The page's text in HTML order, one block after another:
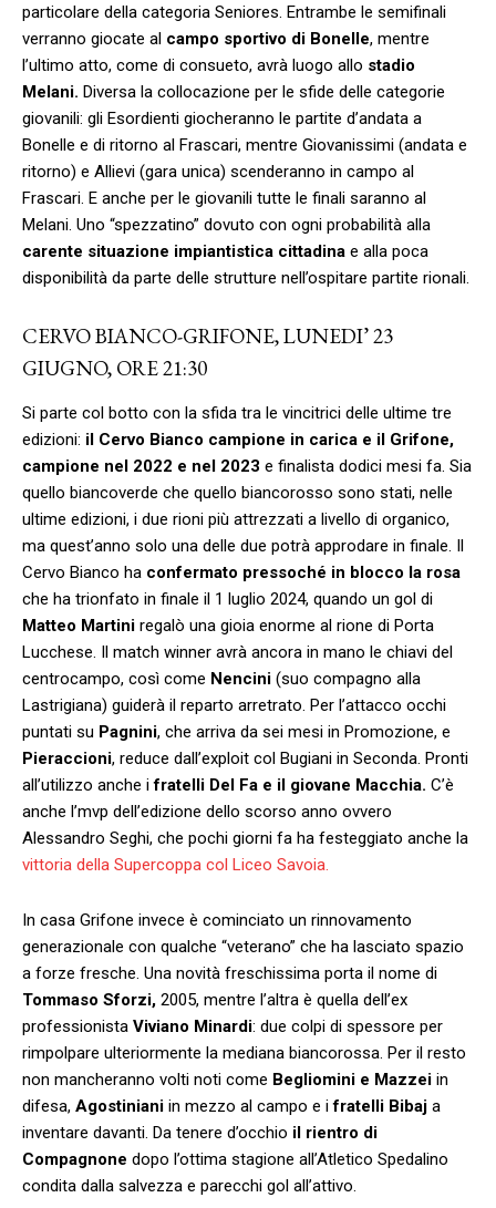
particolare della categoria Seniores. Entrambe le semifinali
verranno giocate al campo sportivo di Bonelle, mentre
l’ultimo atto, come di consueto, avrà luogo allo stadio
Melani. Diversa la collocazione per le sfide delle categorie
giovanili: gli Esordienti giocheranno le partite d’andata a
Bonelle e di ritorno al Frascari, mentre Giovanissimi (andata e
ritorno) e Allievi (gara unica) scenderanno in campo al
Frascari. E anche per le giovanili tutte le finali saranno al
Melani. Uno “spezzatino” dovuto con ogni probabilità alla
carente situazione impiantistica cittadina e alla poca
disponibilità da parte delle strutture nell’ospitare partite rionali.
CERVO BIANCO-GRIFONE, LUNEDI’ 23
GIUGNO, ORE 21:30
Si parte col botto con la sfida tra le vincitrici delle ultime tre
edizioni: il Cervo Bianco campione in carica e il Grifone,
campione nel 2022 e nel 2023 e finalista dodici mesi fa. Sia
quello biancoverde che quello biancorosso sono stati, nelle
ultime edizioni, i due rioni più attrezzati a livello di organico,
ma quest’anno solo una delle due potrà approdare in finale. Il
Cervo Bianco ha confermato pressoché in blocco la rosa
che ha trionfato in finale il 1 luglio 2024, quando un gol di
Matteo Martini regalò una gioia enorme al rione di Porta
Lucchese. Il match winner avrà ancora in mano le chiavi del
centrocampo, così come Nencini (suo compagno alla
Lastrigiana) guiderà il reparto arretrato. Per l’attacco occhi
puntati su Pagnini, che arriva da sei mesi in Promozione, e
Pieraccioni, reduce dall’exploit col Bugiani in Seconda. Pronti
all’utilizzo anche ifratelli Del Fa e il giovane Macchia. C’è
anche l’mvp dell’edizione dello scorso anno ovvero
Alessandro Seghi, che pochi giorni fa ha festeggiato anche la
vittoria della Supercoppa col Liceo Savoia.
In casa Grifone invece è cominciato un rinnovamento
generazionale con qualche “veterano” che ha lasciato spazio
a forze fresche. Una novità freschissima porta il nome di
Tommaso Sforzi, 2005, mentre l’altra è quella dell’ex
professionista Viviano Minardi: due colpi di spessore per
rimpolpare ulteriormente la mediana biancorossa. Per il resto
non mancheranno volti noti come Begliomini e Mazzei in
difesa, Agostiniani in mezzo al campo e ifratelli Bibaj a
inventare davanti. Da tenere d’occhio il rientro di
Compagnone dopo l’ottima stagione all’Atletico Spedalino
condita dalla salvezza e parecchi gol all’attivo.